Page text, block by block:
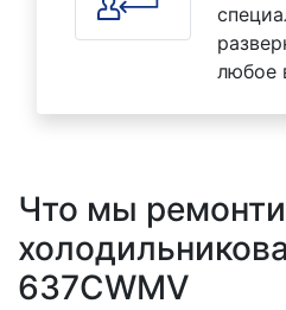
любое
Что мы
637CWMV